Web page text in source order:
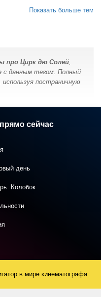
Показать больше тем
про Цирк дю Солей,
с данным тегом. Полный
постраничную
сейчас
день
Колобок
в мире кинематографа.